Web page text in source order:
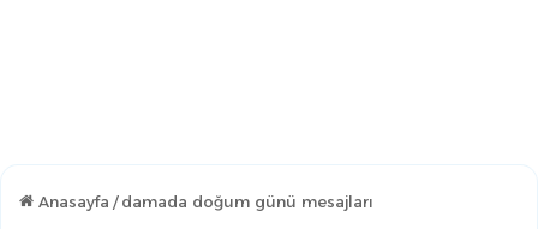
Anasayfa / damada doğum günü mesajları